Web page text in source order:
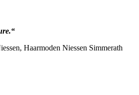
Haarmoden Niessen Simmerath